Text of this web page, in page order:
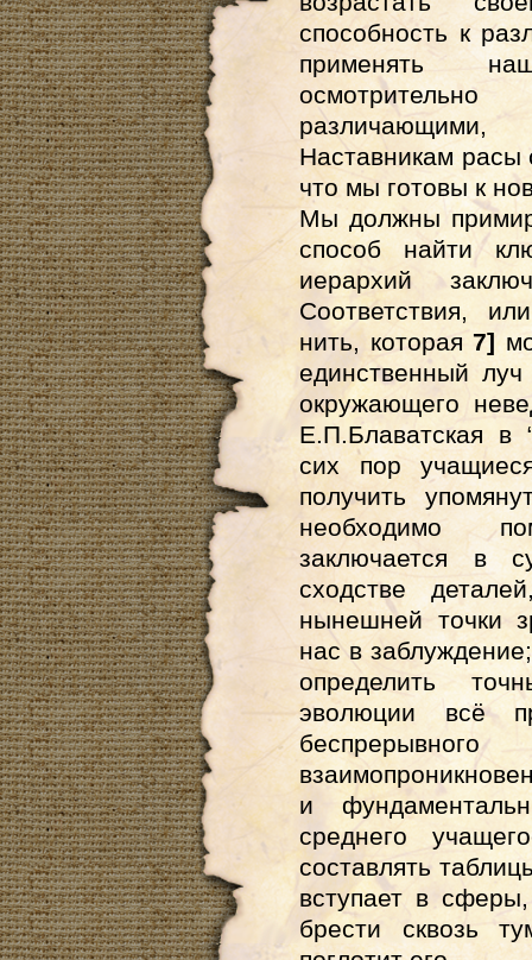
способность к
применять
Наставникам
что мы готовы к
Мы должны
способ найти
иерархий
Соответствия,
нить, которая7]
единственный
окружающего
Е.П.Блаватская в
сих пор
получить
необходимо
заключается в
сходстве
нынешней точки
нас в
определить
эволюции всё
и
среднего
составлять
вступает в
брести сквозь